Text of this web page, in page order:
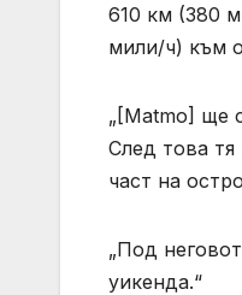
610 км (380
мили/ч) към
„[Matmo] ще
След това
част на
„Под
уикенда.“